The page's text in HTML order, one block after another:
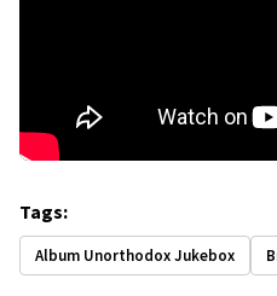
Tags:
Album Unorthodox Jukebox